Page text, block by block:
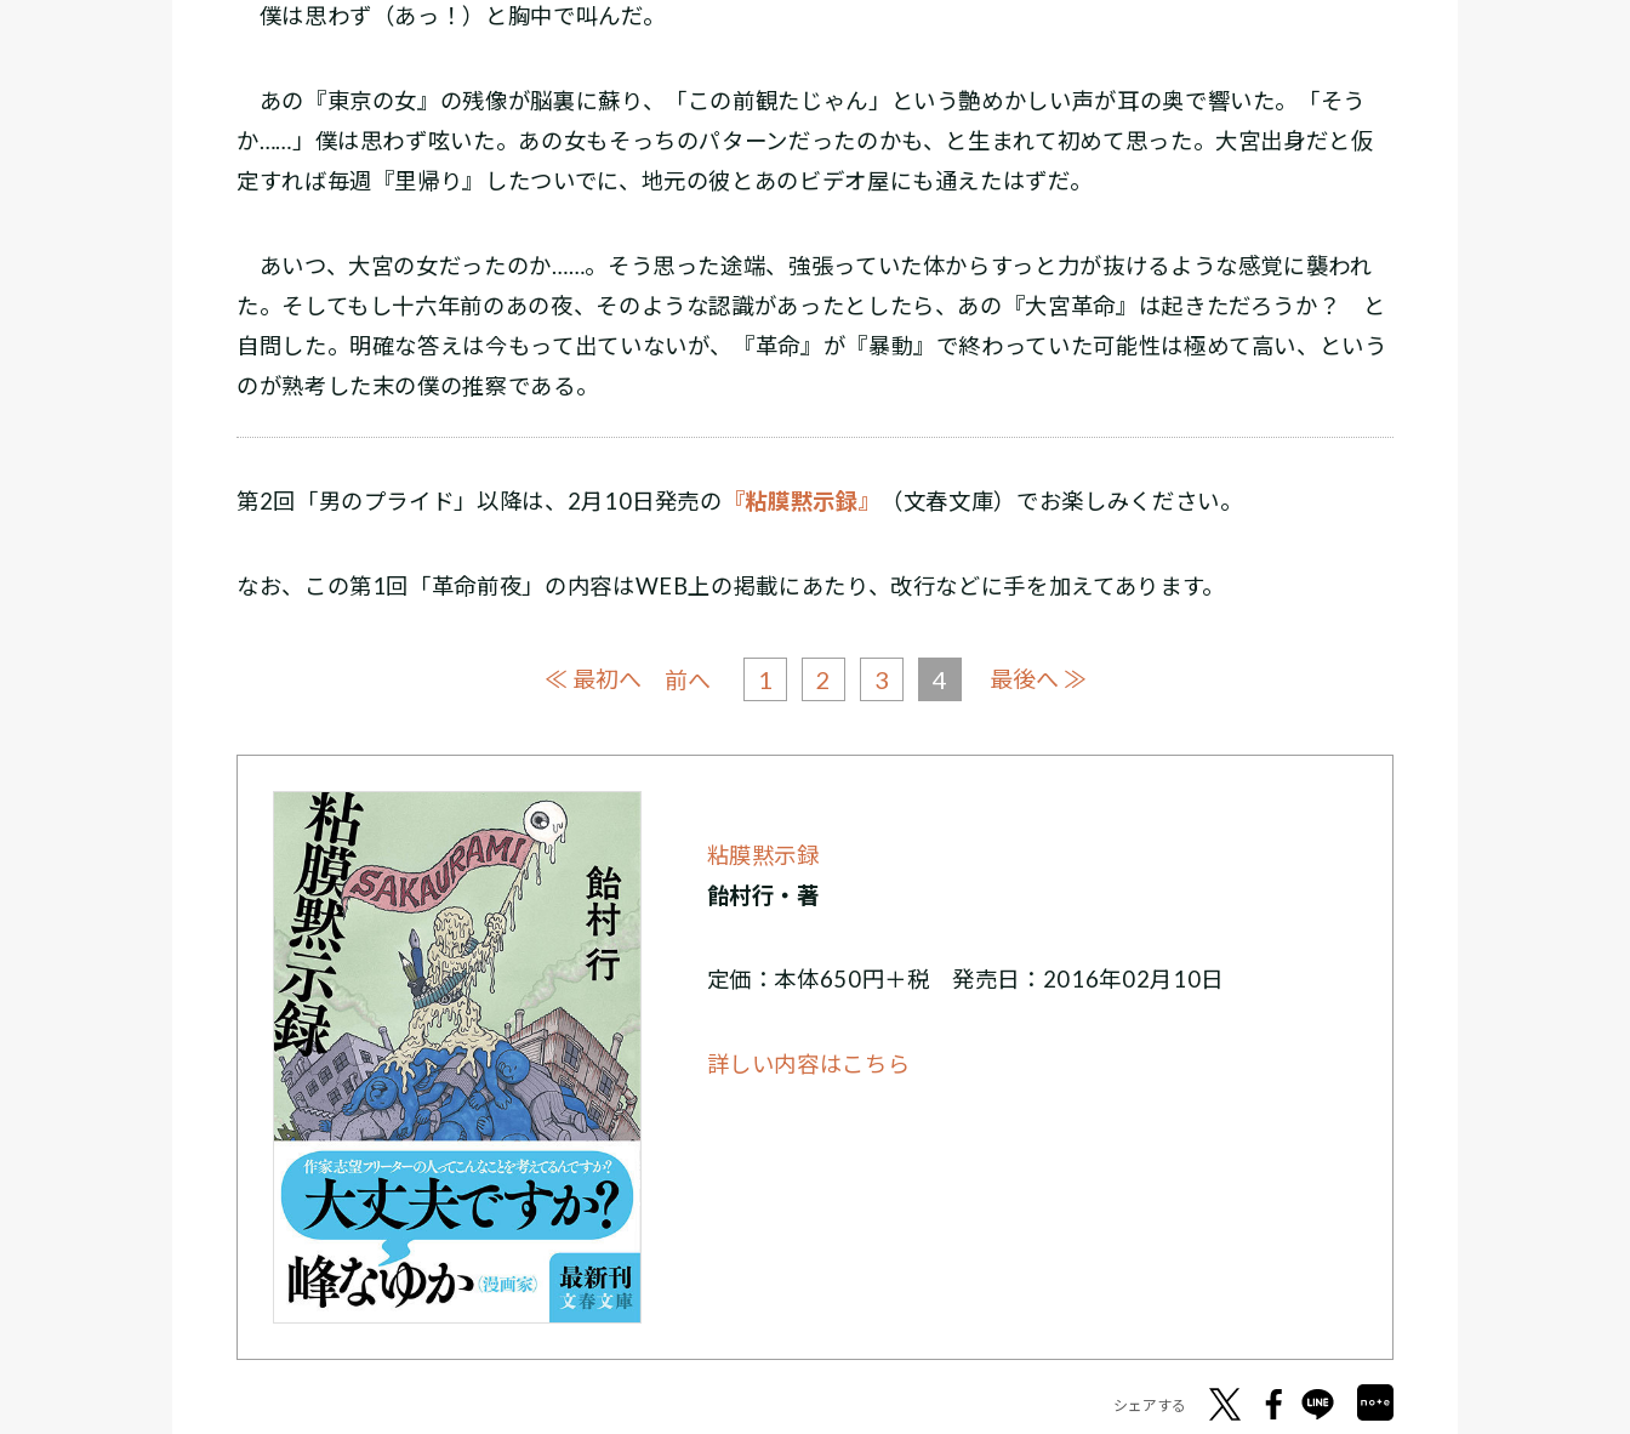
僕は思わず（あっ！）と胸中で叫んだ。
あの『東京の女』の残像が脳裏に蘇り、「この前観たじゃん」という艶めかしい声が耳の奥で響いた。「そう
か……」僕は思わず呟いた。あの女もそっちのパターンだったのかも、と生まれて初めて思った。大宮出身だと仮
定すれば毎週『里帰り』したついでに、地元の彼とあのビデオ屋にも通えたはずだ。
あいつ、大宮の女だったのか……。そう思った途端、強張っていた体からすっと力が抜けるような感覚に襲われ
た。そしてもし十六年前のあの夜、そのような認識があったとしたら、あの『大宮革命』は起きただろうか？ と
自問した。明確な答えは今もって出ていないが、『革命』が『暴動』で終わっていた可能性は極めて高い、という
のが熟考した末の僕の推察である。
第2回「男のプライド」以降は、2月10日発売の 『粘膜黙示録』 （文春文庫）でお楽しみください。
なお、この第1回「革命前夜」の内容はWEB上の掲載にあたり、改行などに手を加えてあります。
≪ 最初へ 前へ 1 2 3 4 最後へ ≫
粘膜黙示録
飴村行・著
定価：本体650円＋税 発売日：2016年02月10日
詳しい内容はこちら
シェアする